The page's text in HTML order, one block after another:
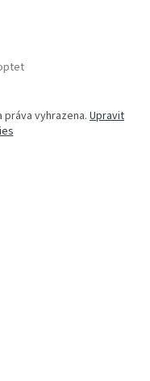
práva vyhrazena. Upravit